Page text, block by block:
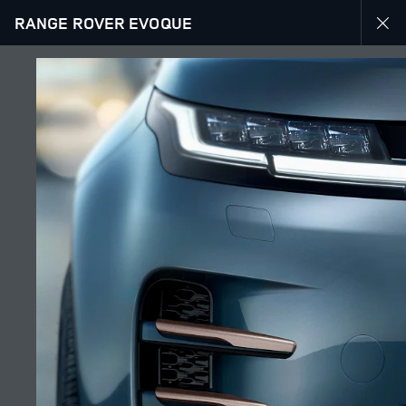
RANGE ROVER EVOQUE
RANGE ROVER EVOQUE
ПОДПИСЫВАЙТЕСЬ
АРМЕНИЯ
Լեզու
РУССКИЙ